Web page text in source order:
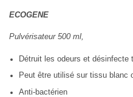
ECOGENE
Pulvérisateur 500 ml,
Détruit les odeurs et
Peut être utilisé sur tissu blanc
Anti-bactérien